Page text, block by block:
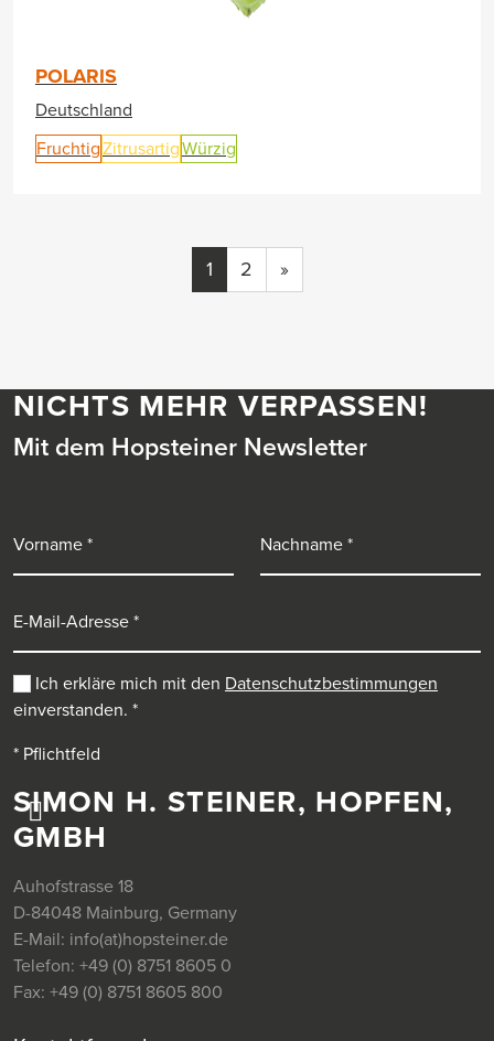
POLARIS
Deutschland
FruchtigZitrusartigWürzig
1 2 »
SIMON H. STEINER, HOPFEN,
GMBH
Auhofstrasse 18
D-84048 Mainburg, Germany
E-Mail: info(at)hopsteiner.de
Telefon: +49 (0) 8751 8605 0
Fax: +49 (0) 8751 8605 800
NICHTS MEHR VERPASSEN!
Mit dem Hopsteiner Newsletter
Ich erkläre mich mit den Datenschutzbestimmungen
einverstanden. *
* Pflichtfeld